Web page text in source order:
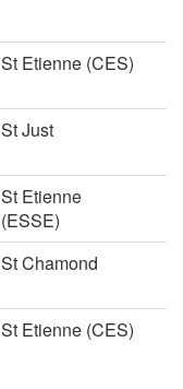
St Etienne (CES)
St Just
St Etienne
(ESSE)
St Chamond
St Etienne (CES)